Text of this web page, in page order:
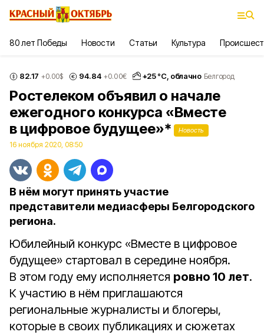
80 лет Победы Новости Статьи Культура
82.17 +0.00$ 94.84 +0.00€ +25°С, облачно Белгород
Ростелеком объявил о начале
ежегодного конкурса «Вместе
в цифровое будущее»*
Новость
16 ноября 2020, 08:50
В нём могут принять участие
представители медиасферы Белгородского
региона.
Юбилейный конкурс «Вместе в цифровое
будущее» стартовал в середине ноября.
В этом году ему исполняется ровно 10 лет.
К участию в нём приглашаются
региональные журналисты и блогеры,
которые в своих публикациях и сюжетах